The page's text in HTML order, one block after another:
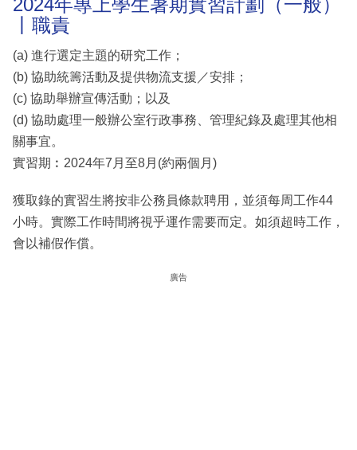
2024年專上學生暑期實習計劃（一般）
丨職責
(a) 進行選定主題的研究工作；
(b) 協助統籌活動及提供物流支援／安排；
(c) 協助舉辦宣傳活動；以及
(d) 協助處理一般辦公室行政事務、管理紀錄及處理其他相
關事宜。
實習期︰2024年7月至8月(約兩個月)
獲取錄的實習生將按非公務員條款聘用，並須每周工作44
小時。實際工作時間將視乎運作需要而定。如須超時工作，
會以補假作償。
廣告